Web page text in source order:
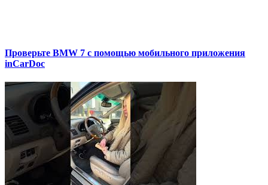
Проверьте BMW 7 с помощью мобильного приложения
inCarDoc